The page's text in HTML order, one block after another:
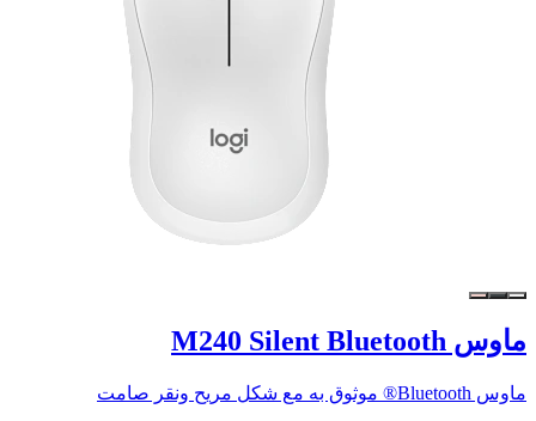
ماوس M240 Silent Bluetooth
ماوس Bluetooth® موثوق به مع شكل مريح ونقر صامت